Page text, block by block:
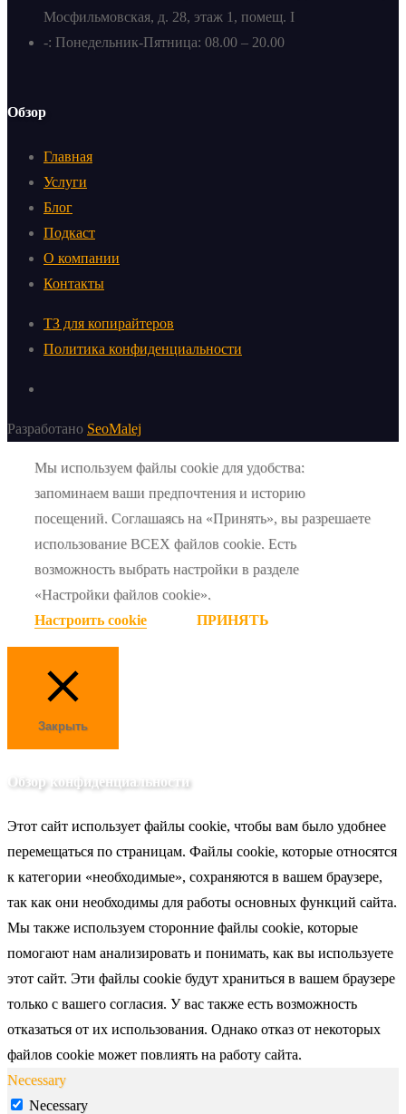
Мосфильмовская, д. 28, этаж 1, помещ. I
-: Понедельник-Пятница: 08.00 – 20.00
Обзор
Главная
Услуги
Блог
Подкаст
О компании
Контакты
ТЗ для копирайтеров
Политика конфиденциальности
Разработано SeoMalej
Мы используем файлы cookie для удобства:
запоминаем ваши предпочтения и историю
посещений. Соглашаясь на «Принять», вы разрешаете
использование ВСЕХ файлов cookie. Есть
возможность выбрать настройки в разделе
«Настройки файлов cookie».
Настроить cookie
ПРИНЯТЬ
Закрыть
Обзор конфиденциальности
Этот сайт использует файлы cookie, чтобы вам было удобнее
перемещаться по страницам. Файлы cookie, которые относятся
к категории «необходимые», сохраняются в вашем браузере,
так как они необходимы для работы основных функций сайта.
Мы также используем сторонние файлы cookie, которые
помогают нам анализировать и понимать, как вы используете
этот сайт. Эти файлы cookie будут храниться в вашем браузере
только с вашего согласия. У вас также есть возможность
отказаться от их использования. Однако отказ от некоторых
файлов cookie может повлиять на работу сайта.
Necessary
Necessary